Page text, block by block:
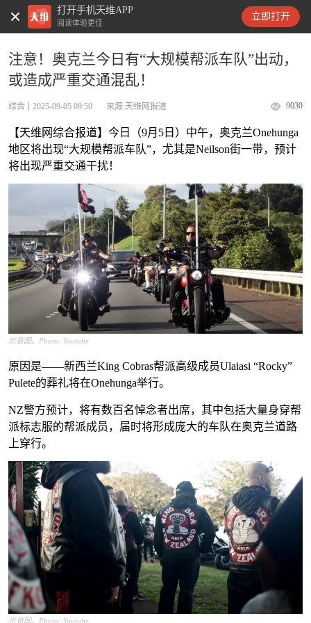
打开手机天维APP
阅读体验更佳
立即打开
天维新闻
注意！奥克兰今日有“大规模帮派车队”出动，
或造成严重交通混乱！
综合 2025-09-05 09:50 来源:天维网报道 9030
【天维网综合报道】今日（9月5日）中午，奥克兰Onehunga
地区将出现“大规模帮派车队”，尤其是Neilson街一带，预计
将出现严重交通干扰！
示意图。Photo: Youtube
原因是——新西兰King Cobras帮派高级成员Ulaiasi “Rocky”
Pulete的葬礼将在Onehunga举行。
NZ警方预计，将有数百名悼念者出席，其中包括大量身穿帮
派标志服的帮派成员，届时将形成庞大的车队在奥克兰道路
上穿行。
示意图。Photo: Youtube